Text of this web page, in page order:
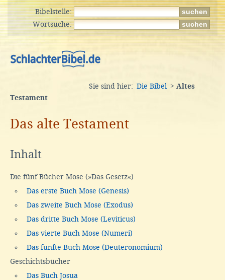
Bibelstelle:
Wortsuche:
Sie sind hier: Die Bibel > Altes
Testament
Das alte Testament
Inhalt
Die fünf Bücher Mose (»Das Gesetz«)
Das erste Buch Mose (Genesis)
Das zweite Buch Mose (Exodus)
Das dritte Buch Mose (Leviticus)
Das vierte Buch Mose (Numeri)
Das fünfte Buch Mose (Deuteronomium)
Geschichtsbücher
Das Buch Josua